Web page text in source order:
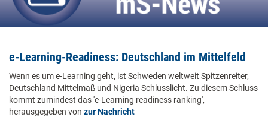
e-Learning-Readiness: Deutschland im Mittelfeld
Wenn es um e-Learning geht, ist Schweden weltweit Spitzenreiter,
Deutschland Mittelmaß und Nigeria Schlusslicht. Zu diesem Schluss
kommt zumindest das 'e-Learning readiness ranking',
herausgegeben von zur Nachricht